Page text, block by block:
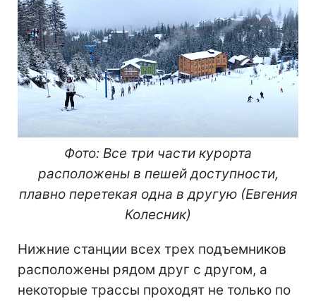
Фото: Все три части курорта
расположены в пешей доступности,
плавно перетекая одна в другую (Евгения
Колесник)
Нижние станции всех трех подъемников
расположены рядом друг с другом, а
некоторые трассы проходят не только по